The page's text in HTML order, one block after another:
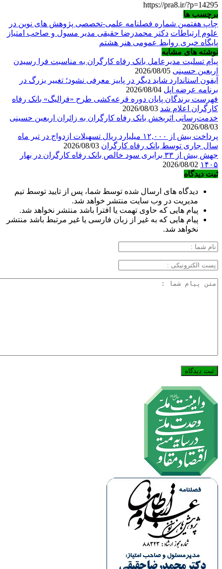
https://pra8.ir/?p=14295
برچسب ها
چاپ هفتمین شماره فصلنامه علمی-تخصصی پژوهش های نوین در
علوم ارتباطات دکتر محمدرضا حقیقی مدیر مسول و صاحب امتیاز
پایگاه خبری روابط عمومی هنر هشتم
نوشته های مشابه
پیام تسلیت مدیرعامل بانک رفاه کارگران به مناسبت فرا رسیدن
اربعین حسینی
آیفون استاندارد شاید دیگر در پاییز معرفی نشود؛ تغییر بزرگ در
برنامه عرضه اپل
فهرست برندگان پایان دوره قرعه‌کشی طرح «فرالیگ» بانک رفاه
کارگران اعلام شد
خدمت‌رسانی اثربخش بانک رفاه کارگران به زائران اربعین حسینی
2026/08/03
پرداخت بیش از ۱۲,۰۰۰ میلیارد ریال تسهیلات ازدواج در تیر ماه
سال جاری توسط بانک رفاه کارگران
جهش بیش از ۳۳ برابری سود خالص بانک رفاه کارگران در بهار
۱۴۰۵
ثبت دیدگاه
دیدگاه های ارسال شده توسط شما، پس از تایید توسط تیم
مدیریت در وب سایت منتشر خواهد شد.
پیام هایی که حاوی تهمت یا افترا باشد منتشر نخواهد شد.
پیام هایی که به غیر از زبان فارسی یا غیر مرتبط باشد منتشر
نخواهد شد.